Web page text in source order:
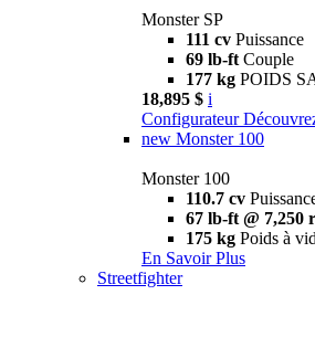
Monster SP
111 cv Puissance
69 lb-ft Couple
177 kg POIDS
18,895 $ i
Configurateur
new Monster 100
Monster 100
110.7 cv
67 lb-ft @ 7,250
175 kg Poids à
En Savoir Plus
Streetfighter